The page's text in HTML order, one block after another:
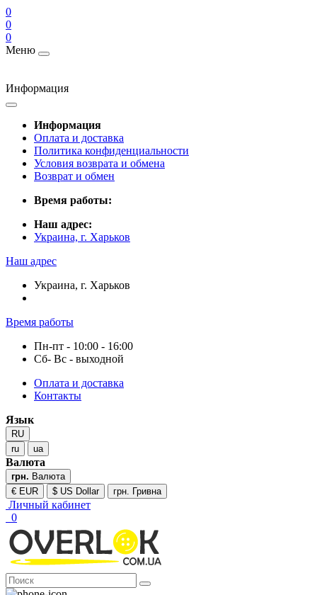
0
0
0
Меню
Информация
Информация
Оплата и доставка
Политика конфиденциальности
Условия возврата и обмена
Возврат и обмен
Время работы:
Наш адрес:
Украина, г. Харьков
Наш адрес
Украина, г. Харьков
Время работы
Пн-пт - 10:00 - 16:00
Сб- Вс - выходной
Оплата и доставка
Контакты
Язык
RU
ru
ua
Валюта
грн. Валюта
€ EUR
$ US Dollar грн. Гривна
Личный кабинет
0